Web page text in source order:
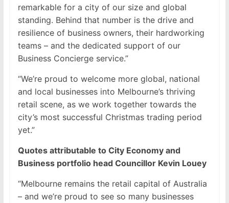
remarkable for a city of our size and global
standing. Behind that number is the drive and
resilience of business owners, their hardworking
teams – and the dedicated support of our
Business Concierge service.”
“We’re proud to welcome more global, national
and local businesses into Melbourne’s thriving
retail scene, as we work together towards the
city’s most successful Christmas trading period
yet.”
Quotes attributable to City Economy and
Business portfolio head Councillor Kevin Louey
“Melbourne remains the retail capital of Australia
– and we’re proud to see so many businesses